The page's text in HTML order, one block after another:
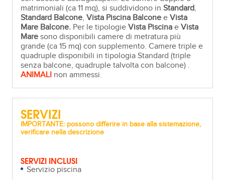
matrimoniali (ca 11 mq), si suddividono inStandard,
Standard Balcone,Vista Piscina Balcone eVista
Mare Balcone. Per le tipologieVista Piscina eVista
Mare sono disponibili camere di metratura più
grande (ca 15 mq) con supplemento. Camere triple e
quadruple disponibili in tipologia Standard (triple
senza balcone, quadruple talvolta con balcone) .
ANIMALI non ammessi.
SERVIZI
IMPORTANTE: possono differire in base alla sistemazione,
verificare nella descrizione
SERVIZI INCLUSI
Servizio piscina